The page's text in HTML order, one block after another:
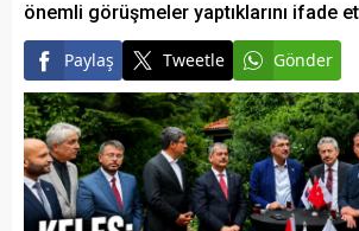
önemli görüşmeler yaptıklarını ifade
Paylaş Tweetle Gönder